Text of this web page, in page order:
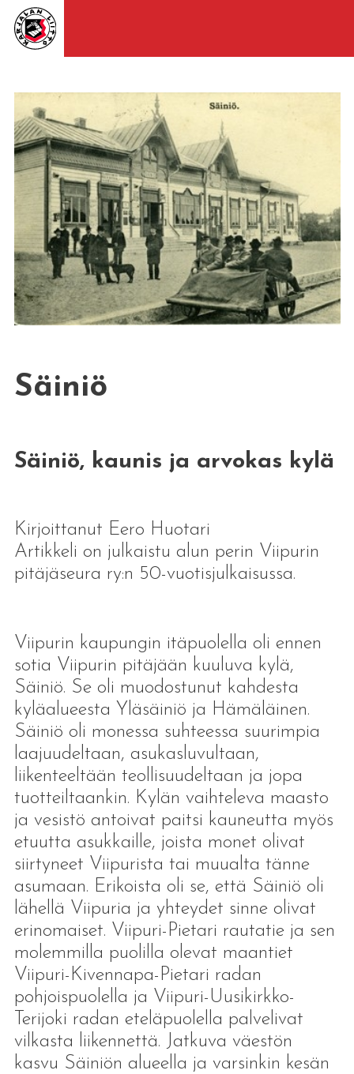
Säiniö
Säiniö, kaunis ja arvokas kylä
Kirjoittanut Eero Huotari
Artikkeli on julkaistu alun perin Viipurin
pitäjäseura ry:n 50-vuotisjulkaisussa.
Viipurin kaupungin itäpuolella oli ennen
sotia Viipurin pitäjään kuuluva kylä,
Säiniö. Se oli muodostunut kahdesta
kyläalueesta Yläsäiniö ja Hämäläinen.
Säiniö oli monessa suhteessa suurimpia
laajuudeltaan, asukasluvultaan,
liikenteeltään teollisuudeltaan ja jopa
tuotteiltaankin. Kylän vaihteleva maasto
ja vesistö antoivat paitsi kauneutta myös
etuutta asukkaille, joista monet olivat
siirtyneet Viipurista tai muualta tänne
asumaan. Erikoista oli se, että Säiniö oli
lähellä Viipuria ja yhteydet sinne olivat
erinomaiset. Viipuri-Pietari rautatie ja sen
molemmilla puolilla olevat maantiet
Viipuri-Kivennapa-Pietari radan
pohjoispuolella ja Viipuri-Uusikirkko-
Terijoki radan eteläpuolella palvelivat
vilkasta liikennettä. Jatkuva väestön
kasvu Säiniön alueella ja varsinkin kesän